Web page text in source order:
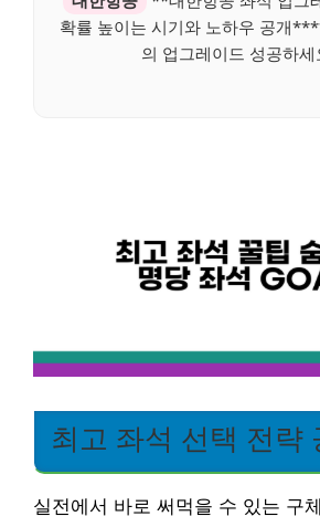
확률 높이는 시기와 노하우 공개
의 업그레이드 성공하
최고 좌석 선택 전략
실전에서 바로 써먹을 수 있는 구